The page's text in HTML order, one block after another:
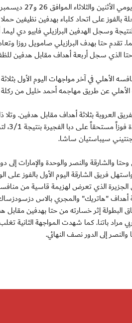
بالفوز على اتحاد كلباء بهدفين
وسجل الهدفين البرازيلي فابيو دي
تقدم حتا بهدف البرازيلي صامويل روزا
الذي سجل أربعة أهداف مقابل هدفين للظفرة
الأهلي في آخر مواجهات اليوم الأول
عن طريق مهاجمه أحمد خليل من ركلة
العروبة بثلاثة أهداف مقابل هدفين.
سيباستيان ساشا.
والشارقة والنصر والوحدة والإمارات إلى
فريق الشارقة اليوم الأول بالفوز
الجزيرة الذي تعرض لهزيمة قاسية من
أهداف "هاتريك" والمجري بالاس
البطولة إثر خسارته من حتا بهدفين مقابل
مراد باتنا. كما شهدت المواجهة
إلى الدور نصف النهائي.